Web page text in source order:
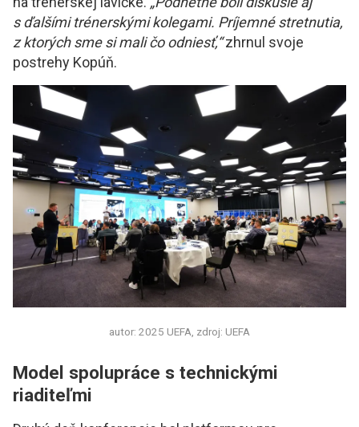
s ďalšími trénerskými kolegami. Príjemné stretnutia,
z ktorých sme si mali čo odniesť,“zhrnul svoje
postrehy Kopúň.
autor: 2025 UEFA, zdroj: UEFA
Model spolupráce s technickými
riaditeľmi